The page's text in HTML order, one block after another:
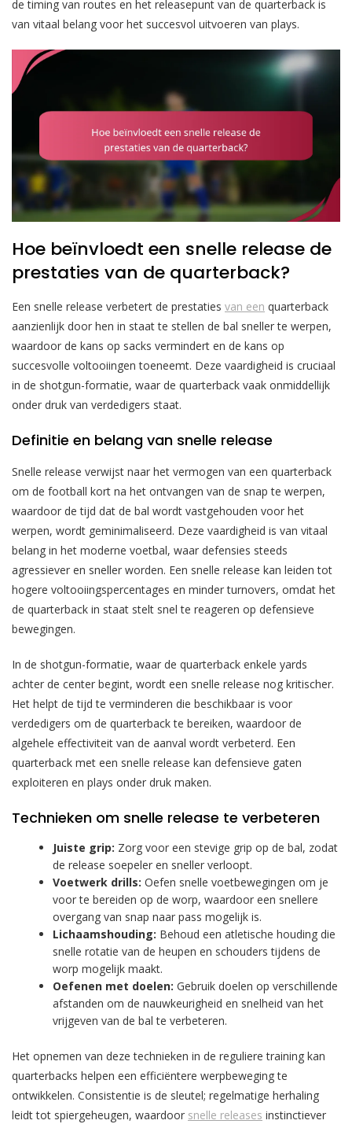
de timing van routes en het releasepunt van de quarterback is
van vitaal belang voor het succesvol uitvoeren van plays.
Hoe beïnvloedt een snelle release de
prestaties van de quarterback?
Een snelle release verbetert de prestaties van een quarterback
aanzienlijk door hen in staat te stellen de bal sneller te werpen,
waardoor de kans op sacks vermindert en de kans op
succesvolle voltooiingen toeneemt. Deze vaardigheid is cruciaal
in de shotgun-formatie, waar de quarterback vaak onmiddellijk
onder druk van verdedigers staat.
Definitie en belang van snelle release
Snelle release verwijst naar het vermogen van een quarterback
om de football kort na het ontvangen van de snap te werpen,
waardoor de tijd dat de bal wordt vastgehouden voor het
werpen, wordt geminimaliseerd. Deze vaardigheid is van vitaal
belang in het moderne voetbal, waar defensies steeds
agressiever en sneller worden. Een snelle release kan leiden tot
hogere voltooiingspercentages en minder turnovers, omdat het
de quarterback in staat stelt snel te reageren op defensieve
bewegingen.
In de shotgun-formatie, waar de quarterback enkele yards
achter de center begint, wordt een snelle release nog kritischer.
Het helpt de tijd te verminderen die beschikbaar is voor
verdedigers om de quarterback te bereiken, waardoor de
algehele effectiviteit van de aanval wordt verbeterd. Een
quarterback met een snelle release kan defensieve gaten
exploiteren en plays onder druk maken.
Technieken om snelle release te verbeteren
Juiste grip: Zorg voor een stevige grip op de bal, zodat
de release soepeler en sneller verloopt.
Voetwerk drills: Oefen snelle voetbewegingen om je
voor te bereiden op de worp, waardoor een snellere
overgang van snap naar pass mogelijk is.
Lichaamshouding: Behoud een atletische houding die
snelle rotatie van de heupen en schouders tijdens de
worp mogelijk maakt.
Oefenen met doelen: Gebruik doelen op verschillende
afstanden om de nauwkeurigheid en snelheid van het
vrijgeven van de bal te verbeteren.
Het opnemen van deze technieken in de reguliere training kan
quarterbacks helpen een efficiëntere werpbeweging te
ontwikkelen. Consistentie is de sleutel; regelmatige herhaling
leidt tot spiergeheugen, waardoor snelle releases instinctiever